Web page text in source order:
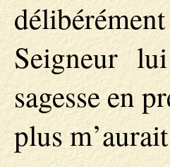
Seigneur
sagesse en
plus